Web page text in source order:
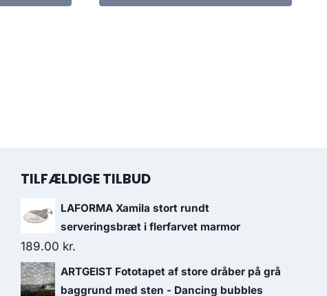
TILFÆLDIGE TILBUD
LAFORMA Xamila stort rundt
serveringsbræt i flerfarvet marmor
189.00 kr.
ARTGEIST Fototapet af store dråber på grå
baggrund med sten - Dancing bubbles